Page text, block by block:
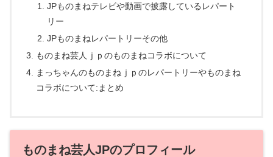
JPものまねテレビや動画で披露しているレパート
リー
JPものまねレパートリーその他
ものまね芸人ｊｐのものまねコラボについて
まっちゃんのものまねｊｐのレパートリーやものまね
コラボについて:まとめ
ものまね芸人JPのプロフィール